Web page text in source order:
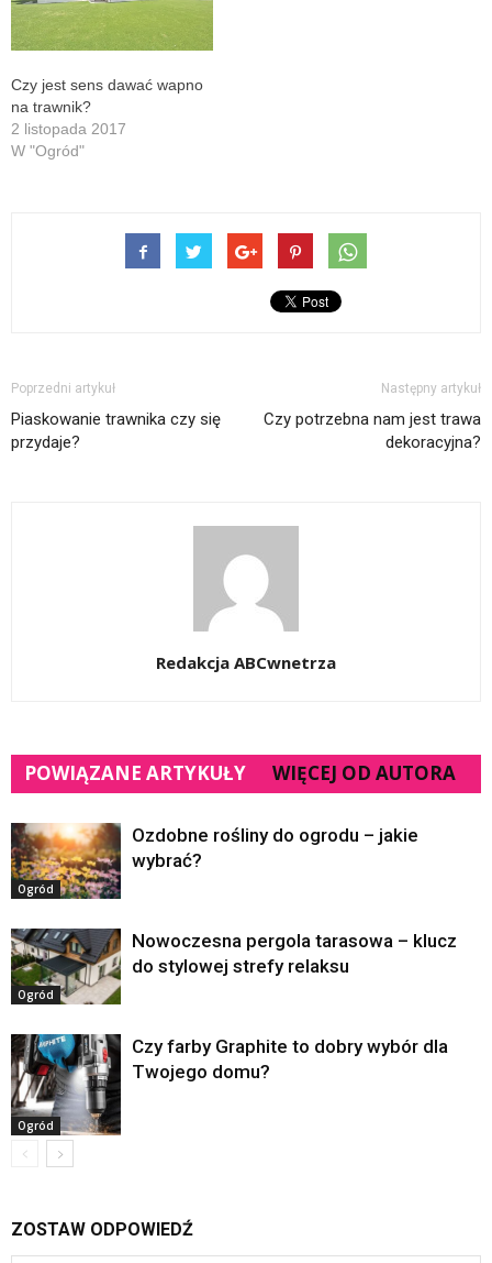
Czy jest sens dawać wapno
na trawnik?
2 listopada 2017
W "Ogród"
Poprzedni artykuł
Piaskowanie trawnika czy się
przydaje?
Następny artykuł
Czy potrzebna nam jest trawa
dekoracyjna?
Redakcja ABCwnetrza
POWIĄZANE ARTYKUŁY WIĘCEJ OD AUTORA
Ogród
Ozdobne rośliny do ogrodu – jakie
wybrać?
Ogród
Nowoczesna pergola tarasowa – klucz
do stylowej strefy relaksu
Ogród
Czy farby Graphite to dobry wybór dla
Twojego domu?
ZOSTAW ODPOWIEDŹ